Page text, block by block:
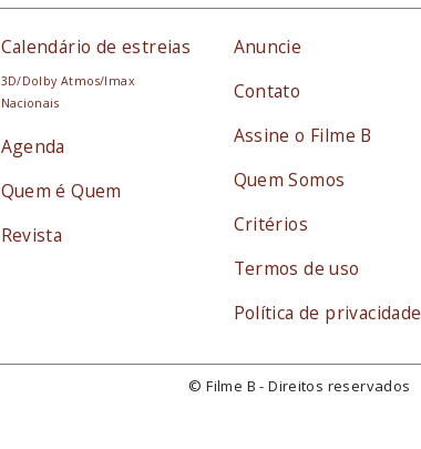
Calendário de estreias
3D/Dolby Atmos/Imax
Nacionais
Agenda
Quem é Quem
Revista
Anuncie
Contato
Assine o Filme B
Quem Somos
Critérios
Termos de uso
Política de privacidade
© Filme B - Direitos reservados